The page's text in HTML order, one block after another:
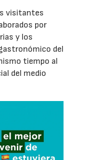
visitantes
por
y los
del
tiempo al
del medio